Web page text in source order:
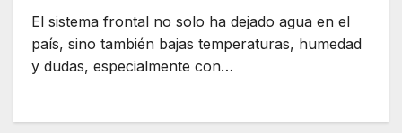
El sistema frontal no solo ha dejado agua en el
país, sino también bajas temperaturas, humedad
y dudas, especialmente con…